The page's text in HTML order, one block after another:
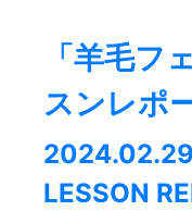
「羊毛フ
スンレポ
2024.02.29
LESSON